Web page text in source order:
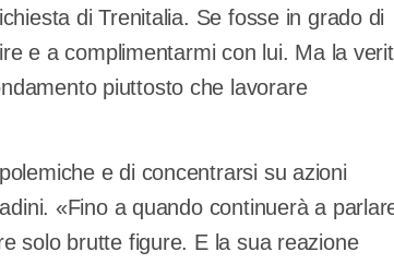
di Trenitalia. Se fosse in grado di
e a complimentarmi con lui. Ma la
piuttosto che lavorare
e di concentrarsi su azioni
«Fino a quando continuerà a
solo brutte figure. E la sua reazione